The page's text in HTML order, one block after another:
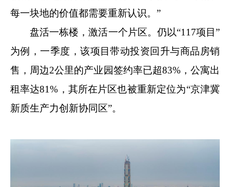
每一块地的价值都需要重新认识。”
盘活一栋楼，激活一个片区。仍以“117项目”
为例，一季度，该项目带动投资回升与商品房销
售，周边2公里的产业园签约率已超83%，公寓出
租率达81%，其所在片区也被重新定位为“京津冀
新质生产力创新协同区”。